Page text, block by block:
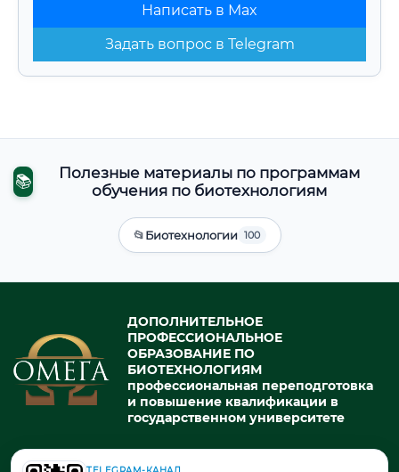
Написать в Max
Задать вопрос в Telegram
📚
Полезные материалы по программам
обучения по биотехнологиям
📂Биотехнологии 100
ДОПОЛНИТЕЛЬНОЕ
ПРОФЕССИОНАЛЬНОЕ
ОБРАЗОВАНИЕ ПО
БИОТЕХНОЛОГИЯМ
профессиональная переподготовка
и повышение квалификации в
государственном университете